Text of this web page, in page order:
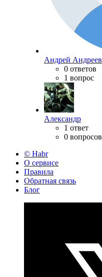
Андрей Андреев
0 ответов
1 вопрос
Александр
1 ответ
0 вопросов
© Habr
О сервисе
Правила
Обратная связь
Блог